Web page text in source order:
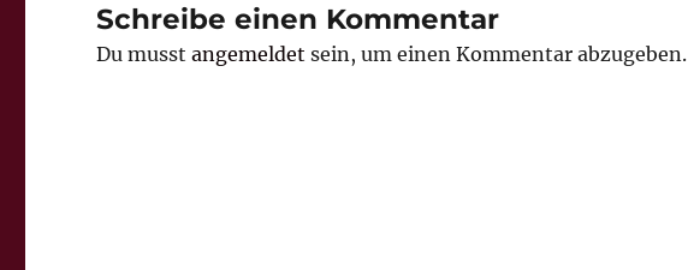
Schreibe einen Kommentar
Du musstangemeldet sein, um einen Kommentar abzugeben.